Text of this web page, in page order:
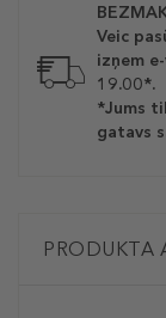
Veic
izņem
19.00*.
*Jums
gatavs
PRODUKTA